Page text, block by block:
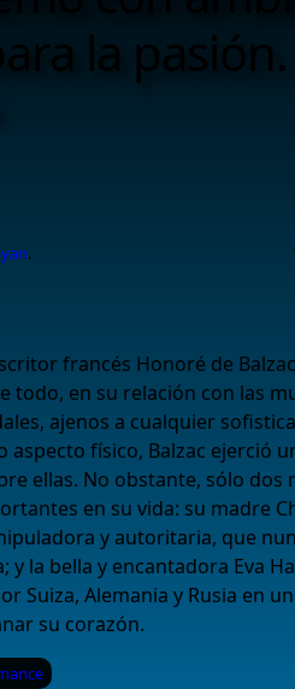
la pasión.
.
francés Honoré de
todo, en su relación con las
ajenos a cualquier
aspecto físico, Balzac ejerció
ellas. No obstante, sólo dos
en su vida: su madre
y autoritaria, que
y la bella y encantadora Eva
Suiza, Alemania y Rusia en
su corazón.